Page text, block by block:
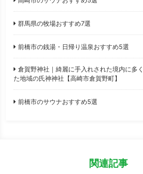
群馬県の牧場おすすめ7選
前橋市の銭湯・日帰り温泉おすすめ5選
倉賀野神社｜綺麗に手入れされた境内に多
た地域の氏神神社【高崎市倉賀野町】
前橋市のサウナおすすめ5選
関連記事